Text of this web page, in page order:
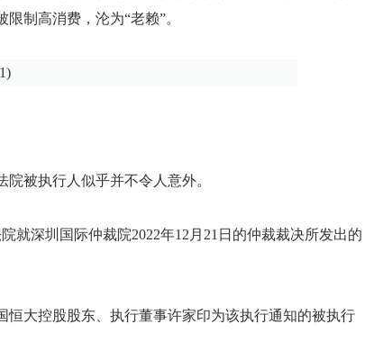
制高消费，沦为“老赖”。
被执行人似乎并不令人意外。
就深圳国际仲裁院2022年12月21日的仲裁裁决所发出的
大控股股东、执行董事许家印为该执行通知的被执行